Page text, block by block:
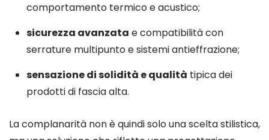
comportamento termico e acustico;
sicurezza avanzata e compatibilità con
serrature multipunto e sistemi antieffrazione;
sensazione di solidità e qualità tipica dei
prodotti di fascia alta.
La complanarità non è quindi solo una scelta stilistica,